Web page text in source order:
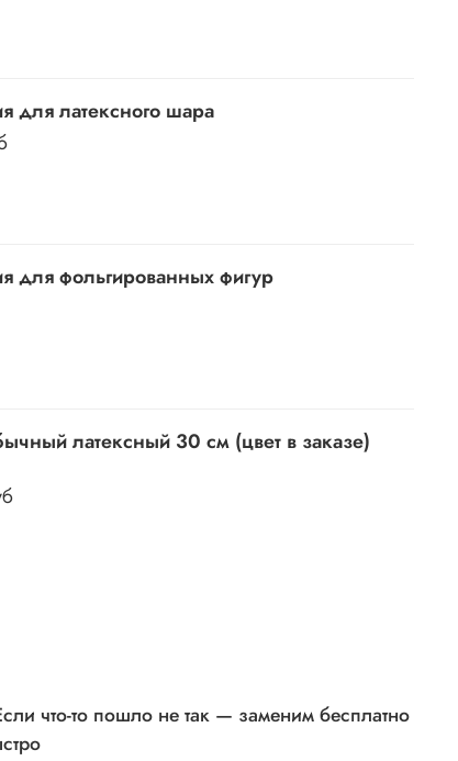
для латексного шара
для фольгированных фигур
латексный 30 см (цвет в заказе)
что-то пошло не так — заменим бесплатно